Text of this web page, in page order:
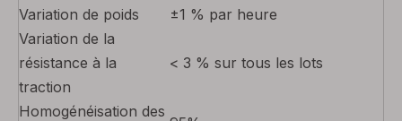
Variation de poids
±1 % par heure
Variation de la
résistance à la
traction
< 3 % sur tous les lots
Homogénéisation des